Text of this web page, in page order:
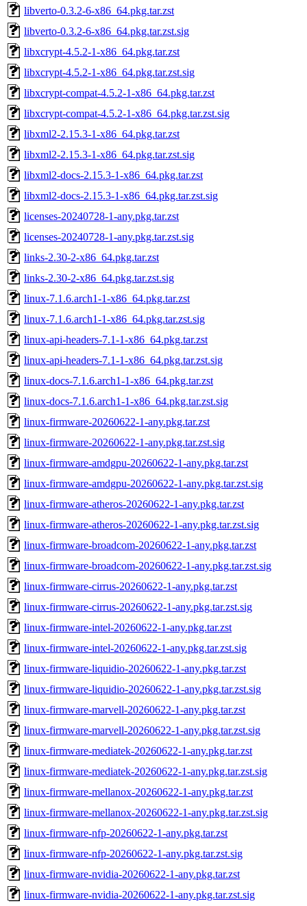
libverto-0.3.2-6-x86_64.pkg.tar.zst
libverto-0.3.2-6-x86_64.pkg.tar.zst.sig
libxcrypt-4.5.2-1-x86_64.pkg.tar.zst
libxcrypt-4.5.2-1-x86_64.pkg.tar.zst.sig
libxcrypt-compat-4.5.2-1-x86_64.pkg.tar.zst
libxcrypt-compat-4.5.2-1-x86_64.pkg.tar.zst.sig
libxml2-2.15.3-1-x86_64.pkg.tar.zst
libxml2-2.15.3-1-x86_64.pkg.tar.zst.sig
libxml2-docs-2.15.3-1-x86_64.pkg.tar.zst
libxml2-docs-2.15.3-1-x86_64.pkg.tar.zst.sig
licenses-20240728-1-any.pkg.tar.zst
licenses-20240728-1-any.pkg.tar.zst.sig
links-2.30-2-x86_64.pkg.tar.zst
links-2.30-2-x86_64.pkg.tar.zst.sig
linux-7.1.6.arch1-1-x86_64.pkg.tar.zst
linux-7.1.6.arch1-1-x86_64.pkg.tar.zst.sig
linux-api-headers-7.1-1-x86_64.pkg.tar.zst
linux-api-headers-7.1-1-x86_64.pkg.tar.zst.sig
linux-docs-7.1.6.arch1-1-x86_64.pkg.tar.zst
linux-docs-7.1.6.arch1-1-x86_64.pkg.tar.zst.sig
linux-firmware-20260622-1-any.pkg.tar.zst
linux-firmware-20260622-1-any.pkg.tar.zst.sig
linux-firmware-amdgpu-20260622-1-any.pkg.tar.zst
linux-firmware-amdgpu-20260622-1-any.pkg.tar.zst.sig
linux-firmware-atheros-20260622-1-any.pkg.tar.zst
linux-firmware-atheros-20260622-1-any.pkg.tar.zst.sig
linux-firmware-broadcom-20260622-1-any.pkg.tar.zst
linux-firmware-broadcom-20260622-1-any.pkg.tar.zst.sig
linux-firmware-cirrus-20260622-1-any.pkg.tar.zst
linux-firmware-cirrus-20260622-1-any.pkg.tar.zst.sig
linux-firmware-intel-20260622-1-any.pkg.tar.zst
linux-firmware-intel-20260622-1-any.pkg.tar.zst.sig
linux-firmware-liquidio-20260622-1-any.pkg.tar.zst
linux-firmware-liquidio-20260622-1-any.pkg.tar.zst.sig
linux-firmware-marvell-20260622-1-any.pkg.tar.zst
linux-firmware-marvell-20260622-1-any.pkg.tar.zst.sig
linux-firmware-mediatek-20260622-1-any.pkg.tar.zst
linux-firmware-mediatek-20260622-1-any.pkg.tar.zst.sig
linux-firmware-mellanox-20260622-1-any.pkg.tar.zst
linux-firmware-mellanox-20260622-1-any.pkg.tar.zst.sig
linux-firmware-nfp-20260622-1-any.pkg.tar.zst
linux-firmware-nfp-20260622-1-any.pkg.tar.zst.sig
linux-firmware-nvidia-20260622-1-any.pkg.tar.zst
linux-firmware-nvidia-20260622-1-any.pkg.tar.zst.sig